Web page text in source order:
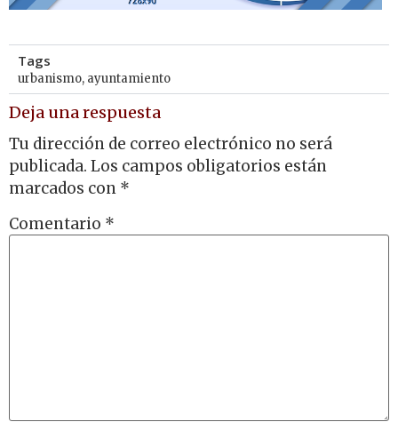
Tags
urbanismo, ayuntamiento
Deja una respuesta
Tu dirección de correo electrónico no será
publicada. Los campos obligatorios están
marcados con *
Comentario *